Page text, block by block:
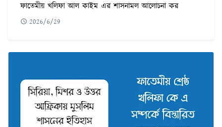
ফাতেমীয় খলিফা আল কাইম এর শাসনামল আলোচনা কর
2026/6/29